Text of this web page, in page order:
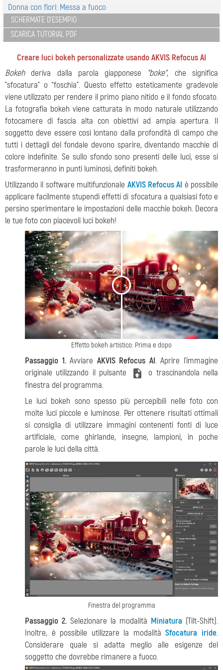
Donna con fiori: Messa a fuoco
SCHERMATE D'ESEMPIO
SCARICA TUTORIAL PDF
Creare luci bokeh personalizzate usando AKVIS Refocus AI
Bokehderiva dalla parola giapponese "boke", che significa
"sfocatura" o "foschia". Questo effetto esteticamente gradevole
viene utilizzato per rendere il primo piano nitido e il fondo sfocato.
La fotografia bokeh viene catturata in modo naturale utilizzando
fotocamere di fascia alta con obiettivi ad ampia apertura. Il
soggetto deve essere così lontano dalla profondità di campo che
tutti i dettagli del fondale devono sparire, diventando macchie di
colore indefinite. Se sullo sfondo sono presenti delle luci, esse si
trasformeranno in punti luminosi, definiti bokeh.
Utilizzando il software multifunzionale AKVIS Refocus AI è possibile
applicare facilmente stupendi effetti di sfocatura a qualsiasi foto e
persino sperimentare le impostazioni delle macchie bokeh. Decora
le tue foto con piacevoli luci bokeh!
< >
Effetto bokeh artistico: Prima e dopo
Passaggio 1.Avviare AKVIS Refocus AI. Aprire l'immagine
originale utilizzando il pulsante
o trascinandola nella
finestra del programma.
Le luci bokeh sono spesso più percepibili nelle foto con
molte luci piccole e luminose. Per ottenere risultati ottimali
si consiglia di utilizzare immagini contenenti fonti di luce
artificiale, come ghirlande, insegne, lampioni, in poche
parole le luci della città.
Finestra del programma
Passaggio 2. Selezionare la modalità Miniatura (Tilt-Shift).
Inoltre, è possibile utilizzare la modalitàSfocatura iride.
Considerare quale si adatta meglio alle esigenze del
soggetto che dovrebbe rimanere a fuoco.